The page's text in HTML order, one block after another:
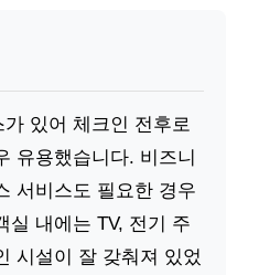
있어 체크인 전후로
유용했습니다. 비즈니
서비스도 필요한 경우
실 내에는 TV, 전기 주
시설이 잘 갖춰져 있었